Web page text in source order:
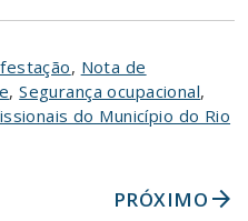
, Nota de
,Segurança ocupacional,
do Município do Rio
PRÓXIMO arrow_forward